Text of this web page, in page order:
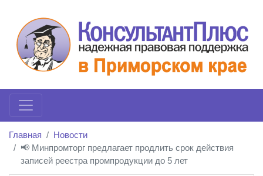
Главная
Новости
📢 Минпромторг предлагает продлить срок действия
записей реестра промпродукции до 5 лет